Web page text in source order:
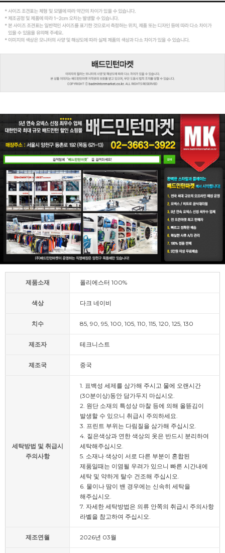
제품소재 폴리에스터 100%
색상 다크 네이비
치수 85, 90, 95, 100, 105, 110, 115, 120, 125, 130
제조자 테크니스트
제조국 중국
세탁방법 및 취급시
주의사항
1. 표백성 세제를 삼가해 주시고 물에 오랜시간
(30분이상)동안 담가두지 마십시오.
2. 원단 소재의 특성상 마찰 등에 의해 올뜯김이
발생할 수 있으니 취급시 주의하세요.
3. 프린트 부위는 다림질을 삼가해 주십시오.
4. 짙은색상과 연한 색상의 옷은 반드시 분리하여
세탁해주십시오.
5. 소재나 색상이 서로 다른 부분이 혼합된
제품일때는 이염될 우려가 있으니 빠른 시간내에
세탁 및 약하게 탈수 건조해 주십시오.
6. 물이나 땀이 밴 경우에는 신속히 세탁을
해주십시오.
7. 자세한 세탁방법은 의류 안쪽의 취급시 주의사항
라벨을 참고하여 주십시오.
제조연월 2026년 03월